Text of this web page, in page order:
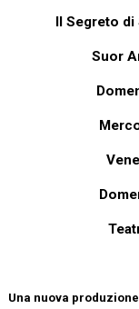
Il Segreto di
Suor
Una nuova